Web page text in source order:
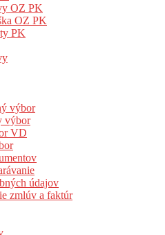
OZ PK
OZ PK
PK
výbor
výbor
VD
údajov
zmlúv a faktúr